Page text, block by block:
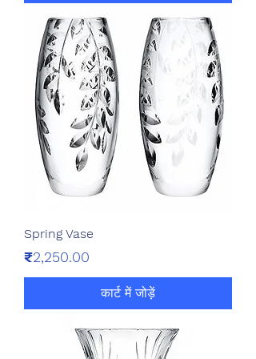
Spring Vase
मूल्य
₹2,250.00
कार्ट में जोड़ें